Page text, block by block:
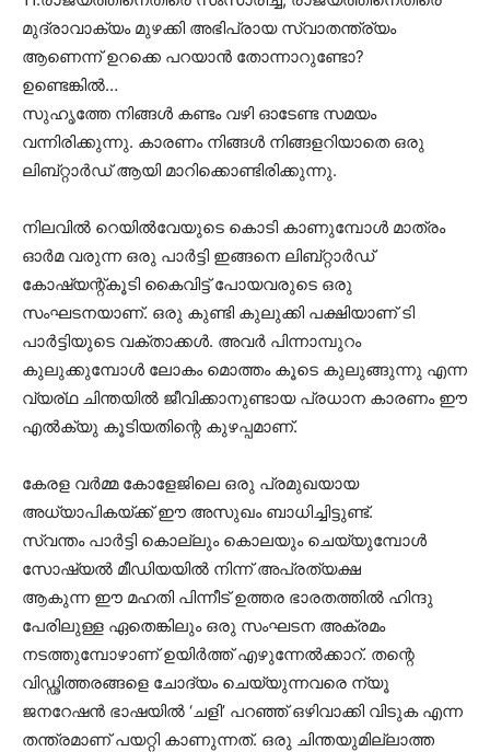
മുദ്രാവാക്യം മുഴക്കി അഭിപ്രായ സ്വാതന്ത്ര്യം
ആണെന്ന് ഉറക്കെ പറയാൻ തോന്നാറുണ്ടോ?
ഉണ്ടെങ്കിൽ…
സുഹൃത്തേ നിങ്ങൾ കണ്ടം വഴി ഓടേണ്ട സമയം
വന്നിരിക്കുന്നു. കാരണം നിങ്ങൾ നിങ്ങളറിയാതെ ഒരു
ലിബ്റ്റാർഡ് ആയി മാറിക്കൊണ്ടിരിക്കുന്നു.
നിലവിൽ റെയിൽവേയുടെ കൊടി കാണുമ്പോൾ മാത്രം
ഓർമ വരുന്ന ഒരു പാർട്ടി ഇങ്ങനെ ലിബ്റ്റാർഡ്
കോഷ്യന്റ്കൂടി കൈവിട്ട് പോയവരുടെ ഒരു
സംഘടനയാണ്. ഒരു കുണ്ടി കുലുക്കി പക്ഷിയാണ് ടി
പാർട്ടിയുടെ വക്താക്കൾ. അവർ പിന്നാമ്പുറം
കുലുക്കുമ്പോൾ ലോകം മൊത്തം കൂടെ കുലുങ്ങുന്നു എന്ന
വ്യര്ഥ ചിന്തയിൽ ജീവിക്കാനുണ്ടായ പ്രധാന കാരണം ഈ
എൽക്യു കൂടിയതിന്റെ കുഴപ്പമാണ്.
കേരള വർമ്മ കോളേജിലെ ഒരു പ്രമുഖയായ
അധ്യാപികയ്ക്ക് ഈ അസുഖം ബാധിച്ചിട്ടുണ്ട്.
സ്വന്തം പാർട്ടി കൊല്ലും കൊലയും ചെയ്യുമ്പോൾ
സോഷ്യൽ മീഡിയയിൽ നിന്ന് അപ്രത്യക്ഷ
ആകുന്ന ഈ മഹതി പിന്നീട് ഉത്തര ഭാരതത്തിൽ ഹിന്ദു
പേരിലുള്ള ഏതെങ്കിലും ഒരു സംഘടന അക്രമം
നടത്തുമ്പോഴാണ് ഉയിർത്ത് എഴുന്നേൽക്കാറ്. തന്റെ
വിഡ്ഢിത്തരങ്ങളെ ചോദ്യം ചെയ്യുന്നവരെ ന്യൂ
ജനറേഷൻ ഭാഷയിൽ ‘ചളി’ പറഞ്ഞ് ഒഴിവാക്കി വിടുക എന്ന
തന്ത്രമാണ് പയറ്റി കാണുന്നത്. ഒരു ചിന്തയുമില്ലാത്ത